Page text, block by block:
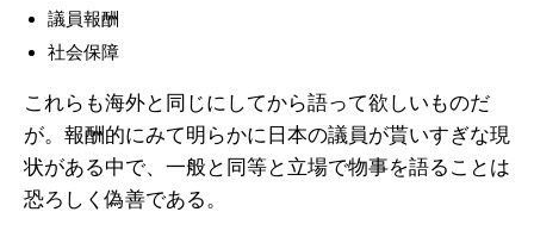
議員報酬
社会保障
これらも海外と同じにしてから語って欲しいものだ
が。報酬的にみて明らかに日本の議員が貰いすぎな現
状がある中で、一般と同等と立場で物事を語ることは
恐ろしく偽善である。